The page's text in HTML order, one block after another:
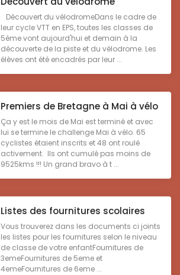
Découvert du vélodromeDans le cadre de
leur cycle VTT en EPS, toutes les classes de
5ème vont aujourd'hui et demain à la
découverte de la piste et du vélodrome. Les
élèves ont été encadrés par leur ...
Premiers de Bretagne à Mai à vélo
Ça y est le mois de Mai est terminé et avec
lui se termine le challenge Mai à vélo. 65
cyclistes étaient inscrits et 48 ont roulé
activement. Ils ont cumulé pas moins de
9525kms !!! Un grand bravo à t ...
Listes des fournitures scolaires
Vous trouverez dans les documents ci joints
les listes pour les fournitures selon le niveau
de classe de votre enfantFournitures de
3emeFournitures de 5eme et
4emeFournitures de 6eme ...